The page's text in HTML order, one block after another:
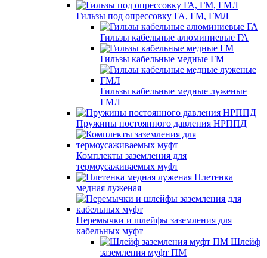
Гильзы под опрессовку ГА, ГМ, ГМЛ
Гильзы кабельные алюминиевые ГА
Гильзы кабельные медные ГМ
Гильзы кабельные медные луженые
ГМЛ
Пружины постоянного давления НРППД
Комплекты заземления для
термоусаживаемых муфт
Плетенка
медная луженая
Перемычки и шлейфы заземления для
кабельных муфт
Шлейф
заземления муфт ПМ